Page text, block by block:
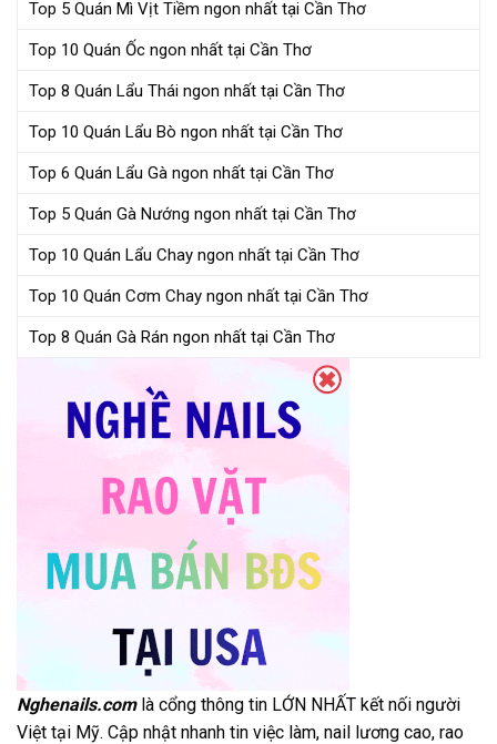
Top 5 Quán Mì Vịt Tiềm ngon nhất tại Cần Thơ
Top 10 Quán Ốc ngon nhất tại Cần Thơ
Top 8 Quán Lẩu Thái ngon nhất tại Cần Thơ
Top 10 Quán Lẩu Bò ngon nhất tại Cần Thơ
Top 6 Quán Lẩu Gà ngon nhất tại Cần Thơ
Top 5 Quán Gà Nướng ngon nhất tại Cần Thơ
Top 10 Quán Lẩu Chay ngon nhất tại Cần Thơ
Top 10 Quán Cơm Chay ngon nhất tại Cần Thơ
Top 8 Quán Gà Rán ngon nhất tại Cần Thơ
Nghenails.comlà cổng thông tin LỚN NHẤT kết nối người
Việt tại Mỹ. Cập nhật nhanh tin việc làm, nail lương cao, rao